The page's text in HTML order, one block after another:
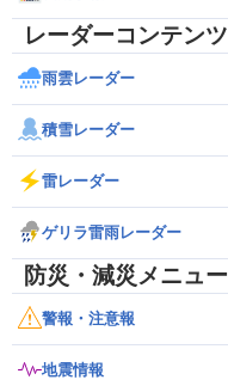
レーダーコンテンツ
雨雲レーダー
積雪レーダー
雷レーダー
ゲリラ雷雨レーダー
防災・減災メニュー
警報・注意報
地震情報